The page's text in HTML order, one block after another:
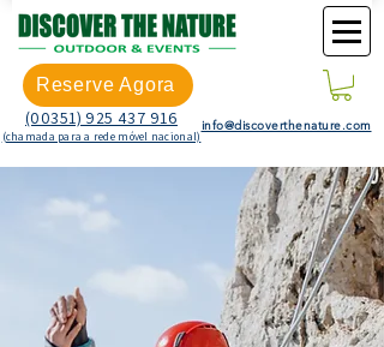
Reserve Agora
(00351) 925 437 916
(chamada para a rede móvel nacional)
info@discoverthenature.com